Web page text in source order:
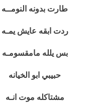
طارت بدونه النومــه
ردت ابقه عايش يمـه
بس يلله مامقسومـه
حبيبي ابو الخيانه
مشتاكله موت انـه